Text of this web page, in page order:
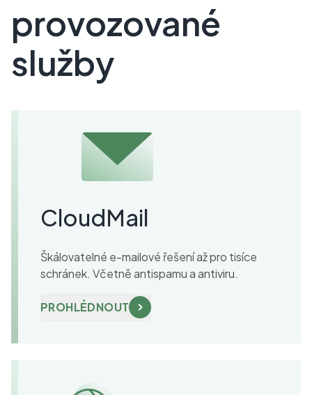
provozované
služby
CloudMail
Škálovatelné e-mailové řešení až pro tisíce
schránek. Včetně antispamu a antiviru.
PROHLÉDNOUT